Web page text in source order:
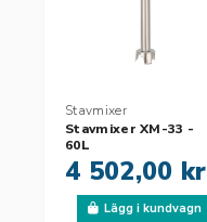
Stavmixer
Stavmixer XM-33 -
60L
4 502,00 kr
Lägg i kundvagn